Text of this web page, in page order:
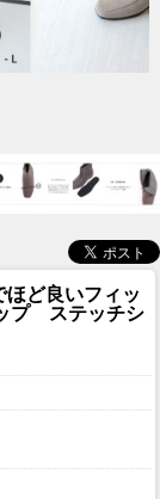
ど良いフィッ
プ ステッチシ